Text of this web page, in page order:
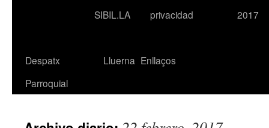
SIBIL.LA
privacidad
2017
Despatx
Parroquial
Lluerna Enllaços